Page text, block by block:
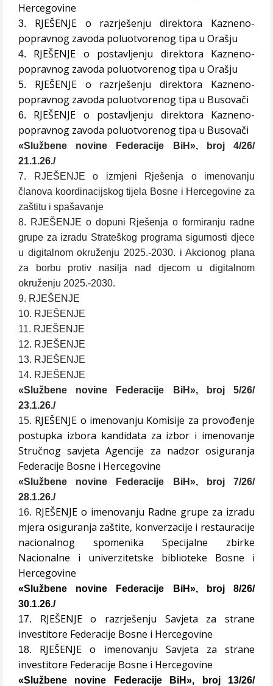
Hercegovine
3. RJEŠENJE o razrješenju direktora Kazneno-
popravnog zavoda poluotvorenog tipa u Orašju
4. RJEŠENJE o postavljenju direktora Kazneno-
popravnog zavoda poluotvorenog tipa u Orašju
5. RJEŠENJE o razrješenju direktora Kazneno-
popravnog zavoda poluotvorenog tipa u Busovači
6. RJEŠENJE o postavljenju direktora Kazneno-
popravnog zavoda poluotvorenog tipa u Busovači
«Službene novine Federacije BiH», broj 4/26/
21.1.26./
7. RJEŠENJE o izmjeni Rješenja o imenovanju
članova koordinacijskog tijela Bosne i Hercegovine za
zaštitu i spašavanje
8. RJEŠENJE o dopuni Rješenja o formiranju radne
grupe za izradu Strateškog programa sigurnosti djece
u digitalnom okruženju 2025.-2030. i Akcionog plana
za borbu protiv nasilja nad djecom u digitalnom
okruženju 2025.-2030.
9. RJEŠENJE
10. RJEŠENJE
11. RJEŠENJE
12. RJEŠENJE
13. RJEŠENJE
14. RJEŠENJE
«Službene novine Federacije BiH», broj 5/26/
23.1.26./
15. RJEŠENJE o imenovanju Komisije za provođenje
postupka izbora kandidata za izbor i imenovanje
Stručnog savjeta Agencije za nadzor osiguranja
Federacije Bosne i Hercegovine
«Službene novine Federacije BiH», broj 7/26/
28.1.26./
16. RJEŠENJE o imenovanju Radne grupe za izradu
mjera osiguranja zaštite, konverzacije i restauracije
nacionalnog spomenika Specijalne zbirke
Nacionalne i univerzitetske biblioteke Bosne i
Hercegovine
«Službene novine Federacije BiH», broj 8/26/
30.1.26./
17. RJEŠENJE o razrješenju Savjeta za strane
investitore Federacije Bosne i Hercegovine
18. RJEŠENJE o imenovanju Savjeta za strane
investitore Federacije Bosne i Hercegovine
«Službene novine Federacije BiH», broj 13/26/